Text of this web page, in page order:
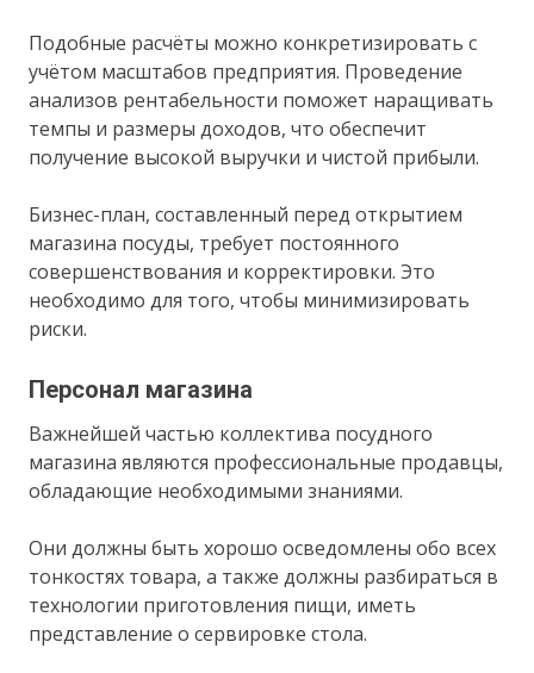
Подобные расчёты можно конкретизировать с
учётом масштабов предприятия. Проведение
анализов рентабельности поможет наращивать
темпы и размеры доходов, что обеспечит
получение высокой выручки и чистой прибыли.
Бизнес-план, составленный перед открытием
магазина посуды, требует постоянного
совершенствования и корректировки. Это
необходимо для того, чтобы минимизировать
риски.
Персонал магазина
Важнейшей частью коллектива посудного
магазина являются профессиональные продавцы,
обладающие необходимыми знаниями.
Они должны быть хорошо осведомлены обо всех
тонкостях товара, а также должны разбираться в
технологии приготовления пищи, иметь
представление о сервировке стола.